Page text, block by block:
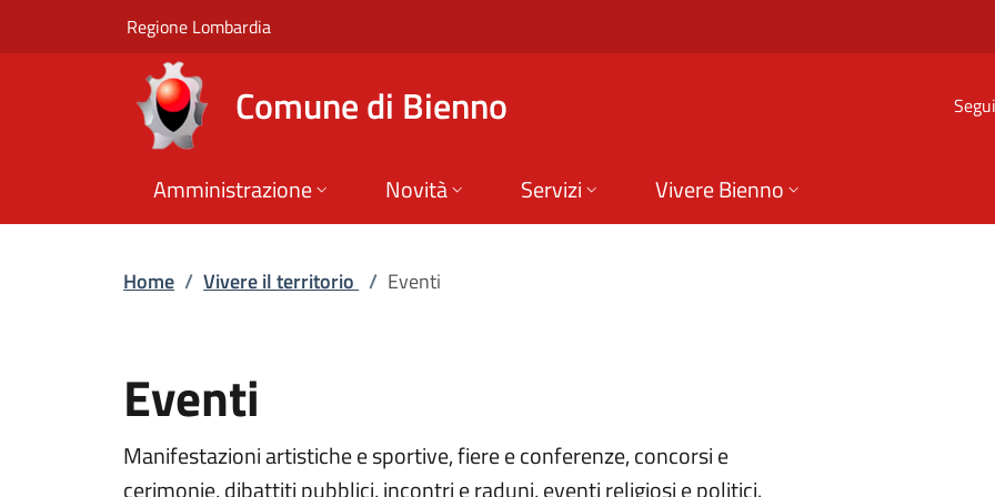
Vai al contenuto principale
Eventi | Comune di Bienno
Regione Lombardia
Comune di Bienno
Amministrazione Novità Servizi Vivere Bienno
Home / Vivere il territorio / Eventi
Eventi
Manifestazioni artistiche e sportive, fiere e conferenze, concorsi e